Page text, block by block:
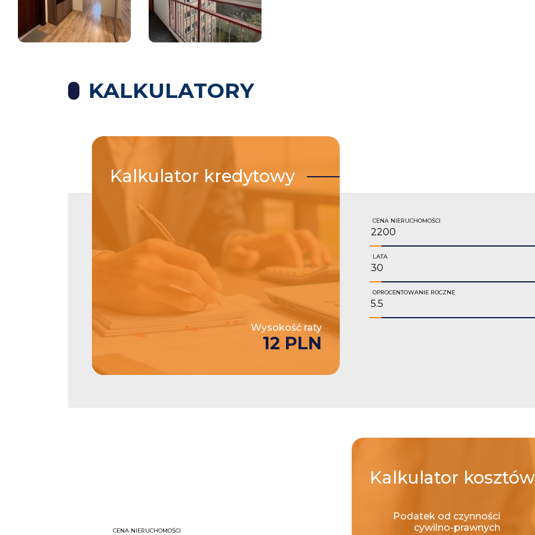
KALKULATORY
Kalkulator kredytowy
Wysokość raty
12 PLN
CENA NIERUCHOMOŚCI
LATA
OPROCENTOWANIE ROCZNE
Kalkulator kosztów
Podatek od czynności
cywilno-prawnych
CENA NIERUCHOMOŚCI